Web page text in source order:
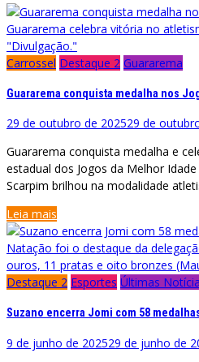
Guararema celebra vitória no
"Divulgação."
Carrossel Destaque 2 Guararema
Guararema conquista medalha nos
29 de outubro de 202529 de
Guararema conquista medalha e
estadual dos Jogos da Melhor
Scarpim brilhou na modalidade
Leia mais
Natação foi o destaque da
ouros, 11 pratas e oito bronzes
Destaque 2 Esportes Últimas
Suzano encerra Jomi com 58
9 de junho de 202529 de junho de